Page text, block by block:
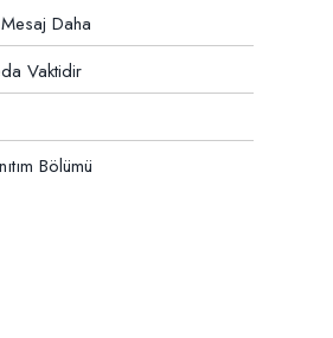
Daha
Vaktidir
Bölümü